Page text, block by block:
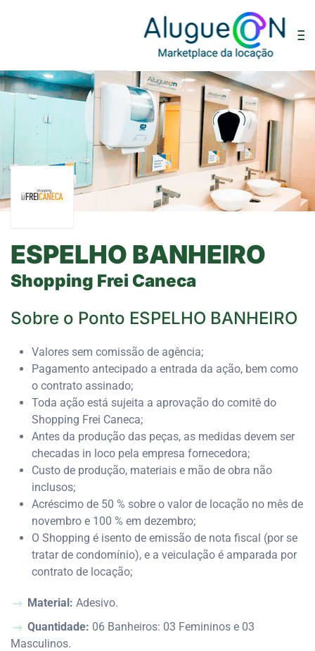
ESPELHO BANHEIRO
Shopping Frei Caneca
Sobre o Ponto ESPELHO BANHEIRO
Valores sem comissão de agência;
Pagamento antecipado a entrada da ação, bem como
o contrato assinado;
Toda ação está sujeita a aprovação do comitê do
Shopping Frei Caneca;
Antes da produção das peças, as medidas devem ser
checadas in loco pela empresa fornecedora;
Custo de produção, materiais e mão de obra não
inclusos;
Acréscimo de 50 % sobre o valor de locação no mês de
novembro e 100 % em dezembro;
O Shopping é isento de emissão de nota fiscal (por se
tratar de condomínio), e a veiculação é amparada por
contrato de locação;
Material: Adesivo.
Quantidade: 06 Banheiros: 03 Femininos e 03
Masculinos.